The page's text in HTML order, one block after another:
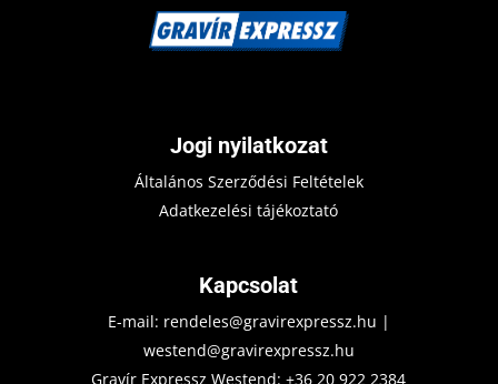
Jogi nyilatkozat
Általános Szerződési Feltételek
Adatkezelési tájékoztató
Kapcsolat
E-mail: rendeles@gravirexpressz.hu |
westend@gravirexpressz.hu
Gravír Expressz Westend:+36 20 922 2384